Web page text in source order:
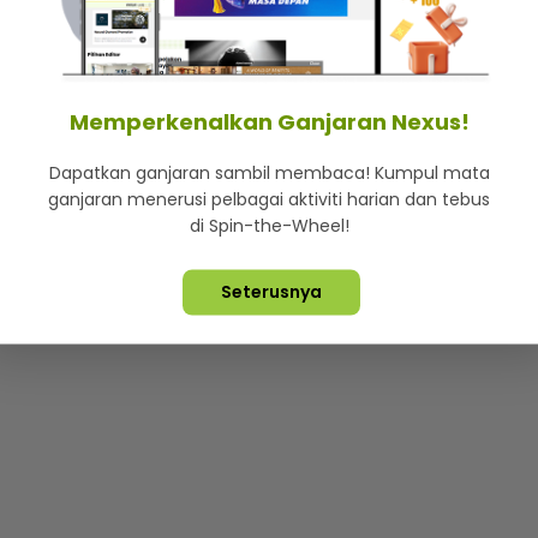
Lebih hot, viral dan sensasi
Terpelihara © 2026. Star Media Group Berhad [197101000523
Memperkenalkan Ganjaran Nexus!
Dapatkan ganjaran sambil membaca! Kumpul mata
ganjaran menerusi pelbagai aktiviti harian dan tebus
di Spin-the-Wheel!
Seterusnya